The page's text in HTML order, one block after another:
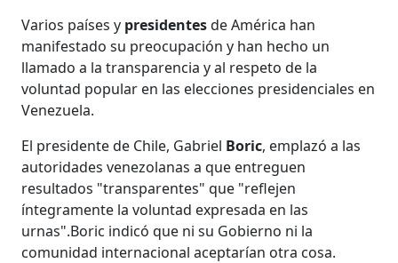
Varios países y presidentesde América han
manifestado su preocupación y han hecho un
llamado a la transparencia y al respeto de la
voluntad popular en las elecciones presidenciales en
Venezuela.
El presidente de Chile, Gabriel Boric, emplazó a las
autoridades venezolanas a que entreguen
resultados "transparentes" que "reflejen
íntegramente la voluntad expresada en las
urnas".Boric indicó que ni su Gobierno ni la
comunidad internacional aceptarían otra cosa.